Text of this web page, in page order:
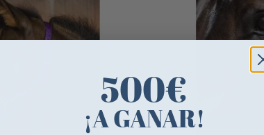
500€
¡A GANAR!